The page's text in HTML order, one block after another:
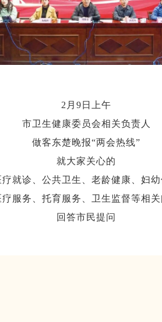
2月9日上午
市卫生健康委员会相关负责人
做客东楚晚报“两会热线”
就大家关心的
疗就诊、公共卫生、老龄健康、妇幼
疗服务、托育服务、卫生监督等相关
回答市民提问